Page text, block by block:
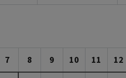
7 8 9 10 11 12